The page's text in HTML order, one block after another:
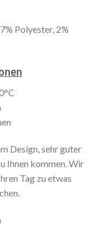
Polyester, 2%
Design, sehr guter
Ihnen kommen. Wir
Tag zu etwas